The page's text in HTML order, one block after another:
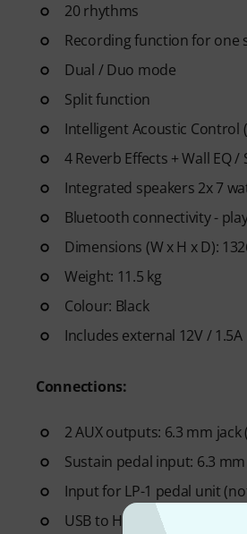
20 rhythms
Recording function for one
Dual / Duo mode
Split function
Intelligent Acoustic Control
4 Reverb Effects + Wall EQ
Integrated speakers 2x 7
Bluetooth connectivity -
Dimensions (W x H x D):
Weight: 11.5 kg
Colour: Black
Includes external 12V /
Connections:
2 AUX outputs: 6.3 mm
Sustain pedal input: 6.3
Input for LP-1 pedal unit
USB to Host connection for